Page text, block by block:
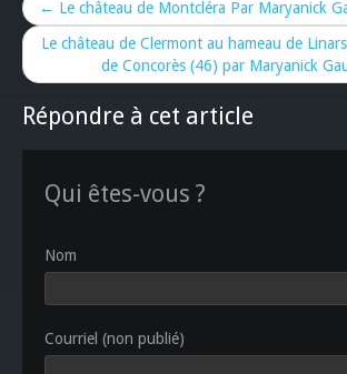
← Le château de Montcléra Par Maryanick
Le château de Clermont au hameau de
de Concorès (46) par Maryanick
Répondre à cet article
Qui êtes-vous ?
Nom
Courriel (non publié)